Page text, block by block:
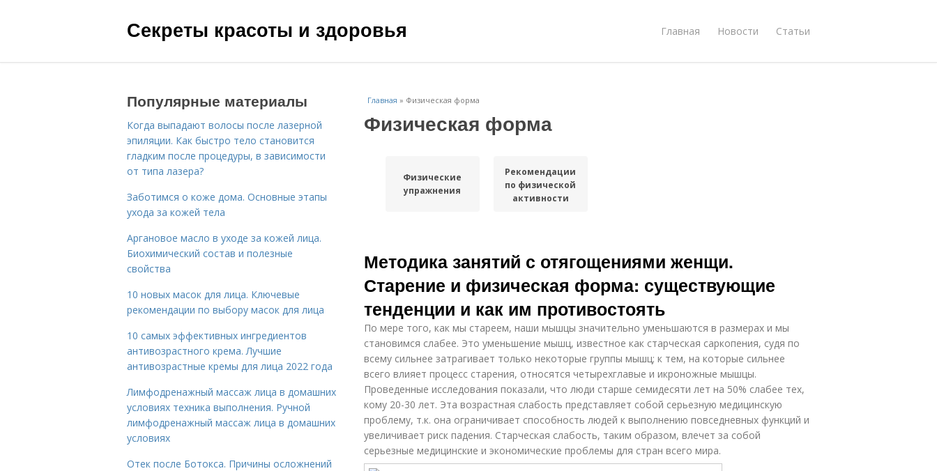
Секреты красоты и здоровья Главная Новости Статьи
Главная » Физическая форма
Физическая форма
Физические
упражнения
Рекомендации
по физической
активности
Методика занятий с отягощениями женщи.
Старение и физическая форма: существующие
тенденции и как им противостоять
По мере того, как мы стареем, наши мышцы значительно уменьшаются в размерах и мы
становимся слабее. Это уменьшение мышц, известное как старческая саркопения, судя по
всему сильнее затрагивает только некоторые группы мышц; к тем, на которые сильнее
всего влияет процесс старения, относятся четырехглавые и икроножные мышцы.
Проведенные исследования показали, что люди старше семидесяти лет на 50% слабее тех,
кому 20-30 лет. Эта возрастная слабость представляет собой серьезную медицинскую
проблему, т.к. она ограничивает способность людей к выполнению повседневных функций и
увеличивает риск падения. Старческая слабость, таким образом, влечет за собой
серьезные медицинские и экономические проблемы для стран всего мира.
Популярные материалы
Когда выпадают волосы после лазерной
эпиляции. Как быстро тело становится
гладким после процедуры, в зависимости
от типа лазера?
Заботимся о коже дома. Основные этапы
ухода за кожей тела
Аргановое масло в уходе за кожей лица.
Биохимический состав и полезные
свойства
10 новых масок для лица. Ключевые
рекомендации по выбору масок для лица
10 самых эффективных ингредиентов
антивозрастного крема. Лучшие
антивозрастные кремы для лица 2022 года
Лимфодренажный массаж лица в домашних
условиях техника выполнения. Ручной
лимфодренажный массаж лица в домашних
условиях
Отек после Ботокса. Причины осложнений